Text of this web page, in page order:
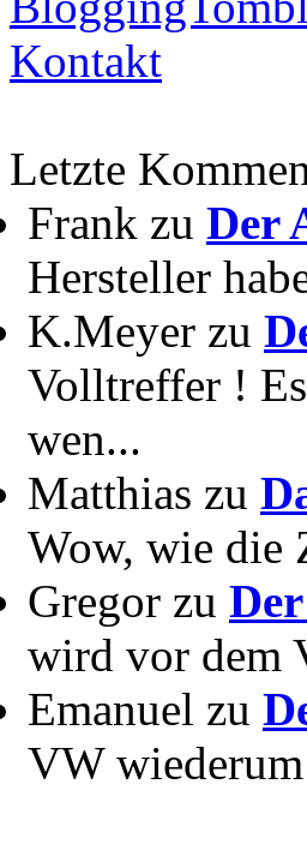
Kontakt
Letzte
Frank zu Der
Hersteller
K.Meyer zu
Volltreffer !
wen...
Matthias zu
Wow, wie die
Gregor zu
wird vor dem
Emanuel zu
VW